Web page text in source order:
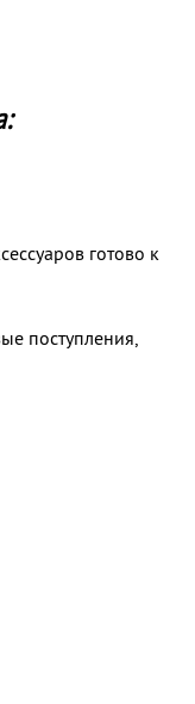
готово к
поступления,